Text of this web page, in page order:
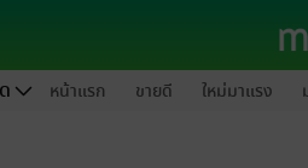
หน้าแรก ขายดี ใหม่มาแรง